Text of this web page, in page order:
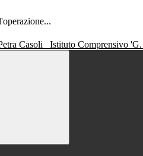
Istituto Comprensivo